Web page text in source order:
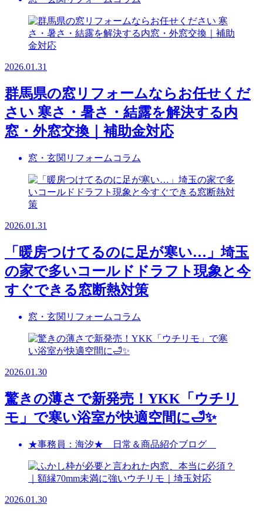
2026.01.31
群馬県の窓リフォームならお任せくだ
さい 寒さ・暑さ・結露を解決する内
窓・外窓交換｜補助金対応
窓・玄関リフォームコラム
2026.01.31
「暖房つけてるのに足が寒い…」埼玉
の家で多いコールドドラフト現象と今
すぐできる窓断熱対策
窓・玄関リフォームコラム
2026.01.30
驚きの薄さで新発売！YKK「ウチリ
モ」で寒い浴室が快適空間に🛁✨
★事務員：海汐★ 日常＆商品紹介ブログ
2026.01.30